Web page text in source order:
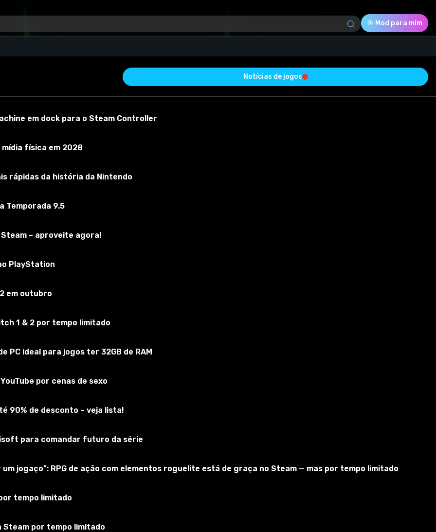
🎯 Mod para mim
Versão do mod:
se no jogo
Download (10.75 Kb)
Notícias de jogos
em dock para o Steam Controller
mídia física em 2028
rápidas da história da Nintendo
Temporada 9.5
– aproveite agora!
PlayStation
em outubro
1 & 2 por tempo limitado
ideal para jogos ter 32GB de RAM
por cenas de sexo
90% de desconto – veja lista!
para comandar futuro da série
jogaço": RPG de ação com elementos roguelite está de graça no Steam — mas por tempo limitado
tempo limitado
por tempo limitado